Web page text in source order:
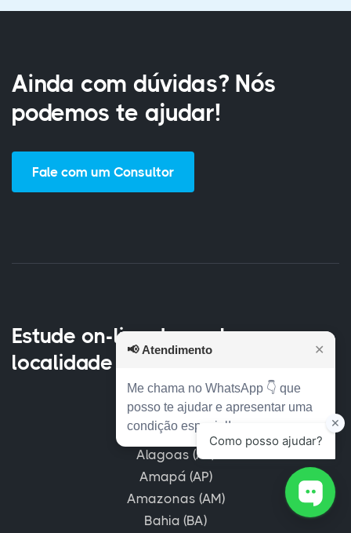
Ainda com dúvidas? Nós
podemos te ajudar!
Fale com um Consultor
Estude on-line de qualquer
localidade
Acre (AC)
Alagoas (AL)
Amapá (AP)
Amazonas (AM)
Bahia (BA)
📢 Atendimento ✕
Me chama no WhatsApp 👇 que
posso te ajudar e apresentar uma
condição especial!